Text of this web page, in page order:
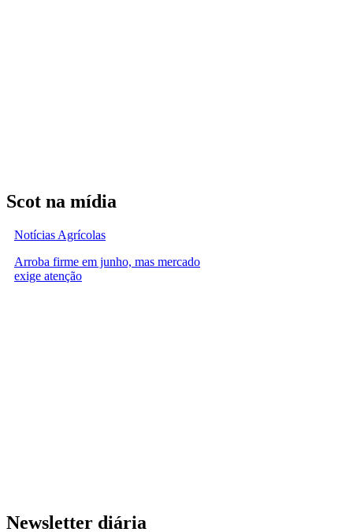
Scot na mídia
Notícias Agrícolas
Arroba firme em junho, mas mercado
exige atenção
Newsletter diária